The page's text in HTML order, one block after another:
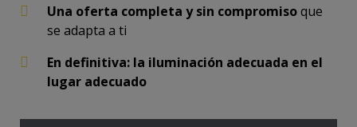
Una oferta completa y sin compromisoque
se adapta a ti
En definitiva: la iluminación adecuada en el
lugar adecuado